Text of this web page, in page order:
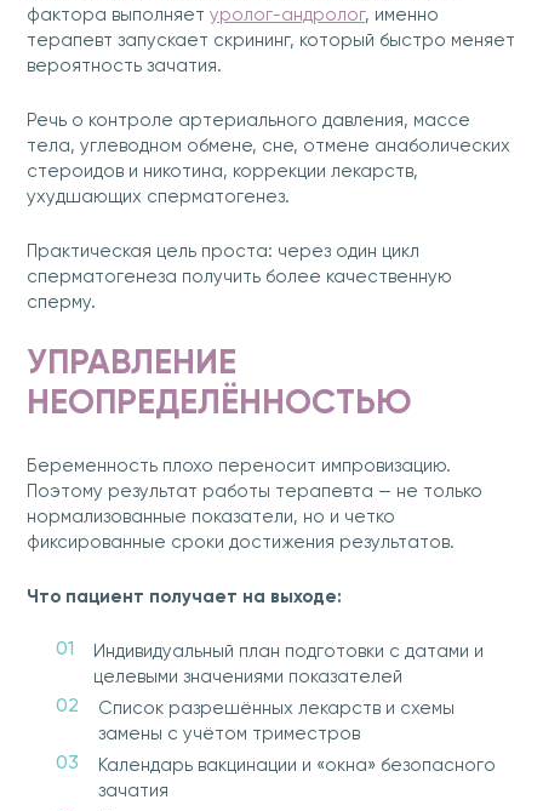
фактора выполняет уролог-андролог, именно
терапевт запускает скрининг, который быстро меняет
вероятность зачатия.
Речь о контроле артериального давления, массе
тела, углеводном обмене, сне, отмене анаболических
стероидов и никотина, коррекции лекарств,
ухудшающих сперматогенез.
Практическая цель проста: через один цикл
сперматогенеза получить более качественную
сперму.
УПРАВЛЕНИЕ
НЕОПРЕДЕЛЁННОСТЬЮ
Беременность плохо переносит импровизацию.
Поэтому результат работы терапевта — не только
нормализованные показатели, но и четко
фиксированные сроки достижения результатов.
Что пациент получает на выходе:
Индивидуальный план подготовки с датами и
целевыми значениями показателей
Список разрешённых лекарств и схемы
замены с учётом триместров
Календарь вакцинации и «окна» безопасного
зачатия